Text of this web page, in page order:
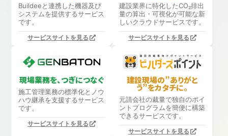
Buildeeと連携した機器及び
システムを提供するサービス
です。
サービスサイトを見る
建設業界に特化したCO₂排出
量の算出・可視化が可能な新
しいクラウドサービスです。
サービスサイトを見る
現場業務を、つぎにつなぐ
施工管理業務の標準化と ノウ
ハウ継承を支援するサービス
です。
サービスサイトを見る
建設現場の”ありがと
う”をカタチに。
元請会社の裁量で独自のポイ
ントプログラムを簡便に構築
できるサービスです。
サービスサイトを見る